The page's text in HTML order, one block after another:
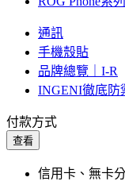
通訊
手機殼貼
品牌總覽｜I-R
INGENI徹底防
付款方式
查看
信用卡、無卡